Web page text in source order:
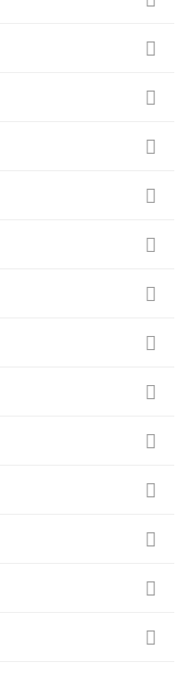












